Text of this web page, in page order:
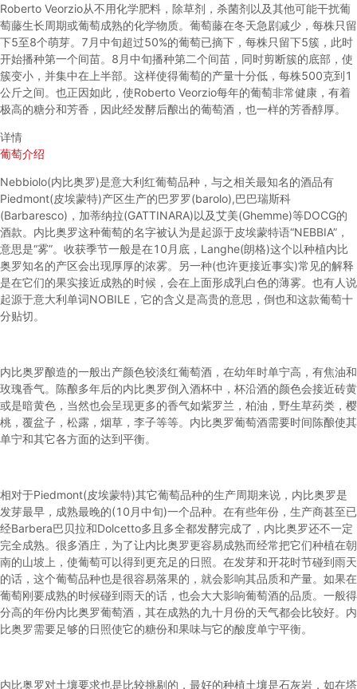
Roberto Veorzio从不用化学肥料，除草剂，杀菌剂以及其他可能干扰葡
萄藤生长周期或葡萄成熟的化学物质。葡萄藤在冬天急剧减少，每株只留
下5至8个萌芽。7月中旬超过50%的葡萄已摘下，每株只留下5簇，此时
开始播种第一个间苗。8月中旬播种第二个间苗，同时剪断簇的底部，使
簇变小，并集中在上半部。这样使得葡萄的产量十分低，每株500克到1
公斤之间。也正因如此，使Roberto Veorzio每年的葡萄非常健康，有着
极高的糖分和芳香，因此经发酵后酿出的葡萄酒，也一样的芳香醇厚。
详情
葡萄介绍
Nebbiolo(内比奥罗)是意大利红葡萄品种，与之相关最知名的酒品有
Piedmont(皮埃蒙特)产区生产的巴罗罗(barolo),巴巴瑞斯科
(Barbaresco)，加蒂纳拉(GATTINARA)以及艾美(Ghemme)等DOCG的
酒款。内比奥罗这种葡萄的名字被认为是起源于皮埃蒙特语“NEBBIA”，
意思是“雾”。收获季节一般是在10月底，Langhe(朗格)这个以种植内比
奥罗知名的产区会出现厚厚的浓雾。另一种(也许更接近事实)常见的解释
是在它们的果实接近成熟的时候，会在上面形成乳白色的薄雾。也有人说
起源于意大利单词NOBILE，它的含义是高贵的意思，倒也和这款葡萄十
分贴切。
内比奥罗酿造的一般出产颜色较淡红葡萄酒，在幼年时单宁高，有焦油和
玫瑰香气。陈酿多年后的内比奥罗倒入酒杯中，杯沿酒的颜色会接近砖黄
或是暗黄色，当然也会呈现更多的香气如紫罗兰，柏油，野生草药类，樱
桃，覆盆子，松露，烟草，李子等等。内比奥罗葡萄酒需要时间陈酿使其
单宁和其它各方面的达到平衡。
相对于Piedmont(皮埃蒙特)其它葡萄品种的生产周期来说，内比奥罗是
发芽最早，成熟最晚的(10月中旬)一个品种。在有些年份，生产商甚至已
经Barbera巴贝拉和Dolcetto多且多全都发酵完成了，内比奥罗还不一定
完全成熟。很多酒庄，为了让内比奥罗更容易成熟而经常把它们种植在朝
南的山坡上，使葡萄可以得到更充足的日照。在发芽和开花时节碰到雨天
的话，这个葡萄品种也是很容易落果的，就会影响其品质和产量。如果在
葡萄刚要成熟的时候碰到雨天的话，也会大大影响葡萄酒的品质。一般得
分高的年份内比奥罗葡萄酒，其在成熟的九十月份的天气都会比较好。内
比奥罗需要足够的日照使它的糖份和果味与它的酸度单宁平衡。
内比奥罗对土壤要求也是比较挑剔的，最好的种植土壤是石灰岩，如在塔